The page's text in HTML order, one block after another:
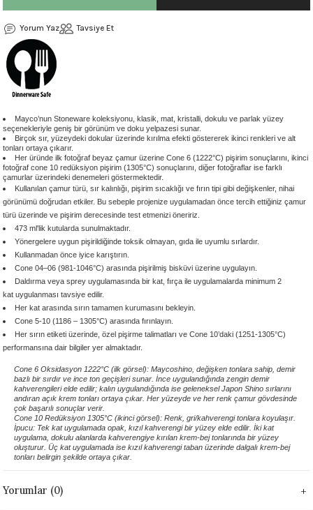
°C
- 1222 °C
- 1046 °C
°C
1046 °C
- 1046 °C
°C
°C
1305 °C
Yorum Yaz Tavsiye Et
Mayco’nun Stoneware koleksiyonu, klasik, mat, kristalli, dokulu ve parlak yüzey
seçenekleriyle geniş bir görünüm ve doku yelpazesi sunar.
Birçok sır, yüzeydeki dokular üzerinde kırılma efekti göstererek ikinci renkleri ve alt
tonları ortaya çıkarır.
Her üründe ilk fotoğraf beyaz çamur üzerine Cone 6 (1222°C) pişirim sonuçlarını, ikinci
fotoğraf cone 10 redüksiyon pişirim (1305°C) sonuçlarını, diğer fotoğraflar ise farklı
çamurlar üzerindeki denemeleri göstermektedir.
Kullanılan çamur türü, sır kalınlığı, pişirim sıcaklığı ve fırın tipi gibi değişkenler, nihai
görünümü doğrudan etkiler. Bu sebeple projenize uygulamadan önce tercih ettiğiniz çamur
türü üzerinde ve pişirim derecesinde test etmenizi öneririz.
473 ml'lik kutularda sunulmaktadır.
Yönergelere uygun pişirildiğinde toksik olmayan, gıda ile uyumlu sırlardır.
Kullanmadan önce iyice karıştırın.
Cone 04–06 (981-1046°C) arasında pişirilmiş bisküvi üzerine uygulayın.
Daldırma veya sprey uygulamasında bir kat, fırça ile uygulamalarda minimum 2
kat uygulanması tavsiye edilir.
Her kat arasında sırın tamamen kurumasını bekleyin.
Cone 5-10 (1186 – 1305°C) arasında fırınlayın.
Her sırın etiketi üzerinde, özel pişirme talimatları ve Cone 10’daki (1251-1305°C)
performansına dair bilgiler yer almaktadır.
Cone 6 Oksidasyon 1222°C (ilk görsel): Maycoshino, değişken tonlara sahip, demir
bazlı bir sırdır ve ince ton geçişleri sunar. İnce uygulandığında zengin demir
kahverengileri elde edilir; kalın uygulandığında ise geleneksel Japon Shino sırlarını
andıran açık krem tonları ortaya çıkar. Her yüzeyde ve her renk çamur gövdesinde
çok başarılı sonuçlar verir.
Cone 10 Redüksiyon 1305°C (ikinci görsel): Renk, gri/kahverengi tonlara koyulaşır.
İpucu: Tek kat uygulamada opak, kızıl kahverengi bir yüzey elde edilir. İki kat
uygulama, dokulu alanlarda kahverengiye kırılan krem-bej tonlarında bir yüzey
oluşturur. Üç kat uygulamada ise kızıl kahverengi taban üzerinde dalgalı krem-bej
tonları belirgin şekilde ortaya çıkar.
Yorumlar (0)